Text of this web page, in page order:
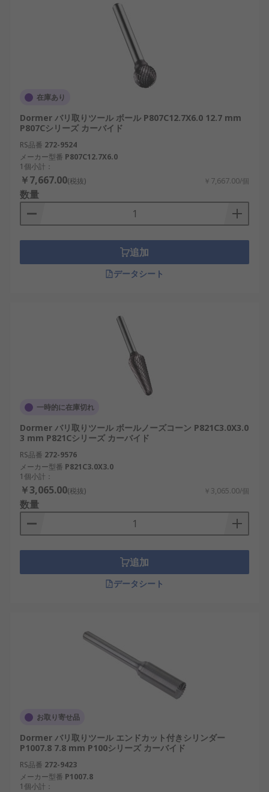
在庫あり
Dormer バリ取りツール ボール P807C12.7X6.0 12.7 mm
P807Cシリーズ カーバイド
RS品番 272-9524
メーカー型番 P807C12.7X6.0
1個小計：
￥7,667.00(税抜) ￥7,667.00/個
数量
追加
データシート
一時的に在庫切れ
Dormer バリ取りツール ボールノーズコーン P821C3.0X3.0
3 mm P821Cシリーズ カーバイド
RS品番 272-9576
メーカー型番 P821C3.0X3.0
1個小計：
￥3,065.00(税抜) ￥3,065.00/個
数量
追加
データシート
お取り寄せ品
Dormer バリ取りツール エンドカット付きシリンダー
P1007.8 7.8 mm P100シリーズ カーバイド
RS品番 272-9423
メーカー型番 P1007.8
1個小計：